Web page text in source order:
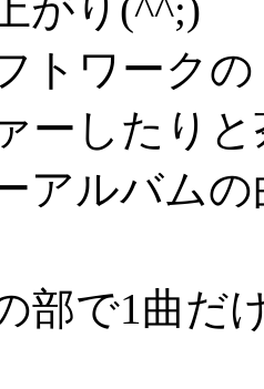
がり(^^;)
トワーク
ーしたり
アルバム
部で1曲だ